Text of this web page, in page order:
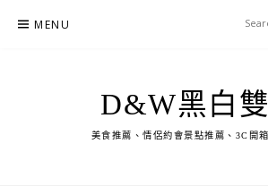
MENU
D&W黑白
美食推薦、情侶約會景點推薦、3C開